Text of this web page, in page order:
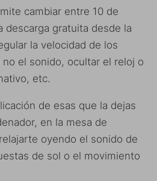
cambiar entre 10 de
descarga gratuita desde la
la velocidad de los
el sonido, ocultar el reloj o
etc.
de esas que la dejas
en la mesa de
oyendo el sonido de
de sol o el movimiento